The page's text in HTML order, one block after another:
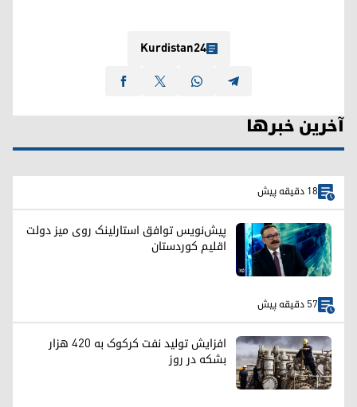
Kurdistan24
آخرین خبرها
18 دقیقه پیش
پیش‌نویس توافق استارلینک روی میز دولت
اقلیم کوردستان
57 دقیقه پیش
افزایش تولید نفت کرکوک به ۴۲۰ هزار
بشکه در روز